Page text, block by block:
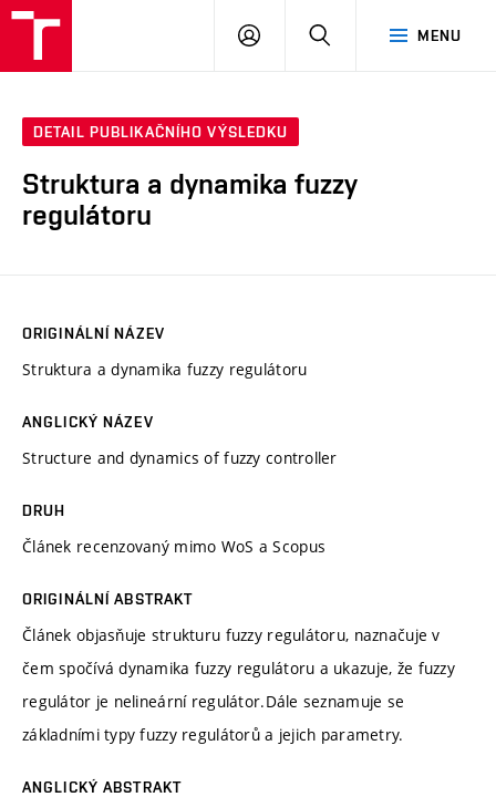
MENU
PŘIHLÁSIT
DETAIL PUBLIKAČNÍHO VÝSLEDKU
Struktura a dynamika fuzzy
regulátoru
ORIGINÁLNÍ NÁZEV
Struktura a dynamika fuzzy regulátoru
ANGLICKÝ NÁZEV
Structure and dynamics of fuzzy controller
DRUH
Článek recenzovaný mimo WoS a Scopus
ORIGINÁLNÍ ABSTRAKT
Článek objasňuje strukturu fuzzy regulátoru, naznačuje v
čem spočívá dynamika fuzzy regulátoru a ukazuje, že fuzzy
regulátor je nelineární regulátor.Dále seznamuje se
základními typy fuzzy regulátorů a jejich parametry.
ANGLICKÝ ABSTRAKT